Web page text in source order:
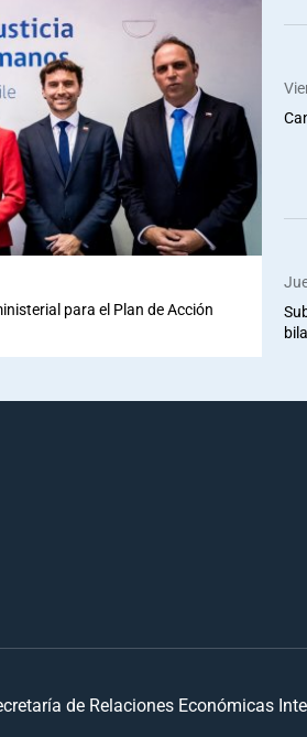
para el Plan de Acción
de Relaciones Económicas